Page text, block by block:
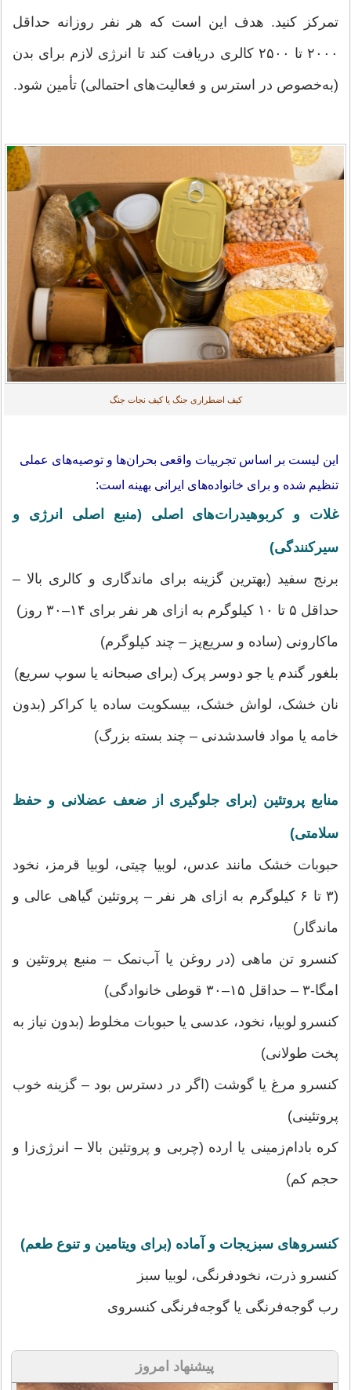
تمرکز کنید. هدف این است که هر نفر روزانه حداقل
۲۰۰۰ تا ۲۵۰۰ کالری دریافت کند تا انرژی لازم برای بدن
(به‌خصوص در استرس و فعالیت‌های احتمالی) تأمین شود.
کیف اضطراری جنگ یا کیف نجات جنگ
این لیست بر اساس تجربیات واقعی بحران‌ها و توصیه‌های عملی
تنظیم شده و برای خانواده‌های ایرانی بهینه است:
غلات و کربوهیدرات‌های اصلی (منبع اصلی انرژی و
سیرکنندگی)
برنج سفید (بهترین گزینه برای ماندگاری و کالری بالا –
حداقل ۵ تا ۱۰ کیلوگرم به ازای هر نفر برای ۱۴–۳۰ روز)
ماکارونی (ساده و سریع‌پز – چند کیلوگرم)
بلغور گندم یا جو دوسر پرک (برای صبحانه یا سوپ سریع)
نان خشک، لواش خشک، بیسکویت ساده یا کراکر (بدون
خامه یا مواد فاسدشدنی – چند بسته بزرگ)
منابع پروتئین (برای جلوگیری از ضعف عضلانی و حفظ
سلامتی)
حبوبات خشک مانند عدس، لوبیا چیتی، لوبیا قرمز، نخود
(۳ تا ۶ کیلوگرم به ازای هر نفر – پروتئین گیاهی عالی و
ماندگار)
کنسرو تن ماهی (در روغن یا آب‌نمک – منبع پروتئین و
امگا-۳ – حداقل ۱۵–۳۰ قوطی خانوادگی)
کنسرو لوبیا، نخود، عدسی یا حبوبات مخلوط (بدون نیاز به
پخت طولانی)
کنسرو مرغ یا گوشت (اگر در دسترس بود – گزینه خوب
پروتئینی)
کره بادام‌زمینی یا ارده (چربی و پروتئین بالا – انرژی‌زا و
حجم کم)
کنسروهای سبزیجات و آماده (برای ویتامین و تنوع طعم)
کنسرو ذرت، نخودفرنگی، لوبیا سبز
رب گوجه‌فرنگی یا گوجه‌فرنگی کنسروی
پیشنهاد امروز